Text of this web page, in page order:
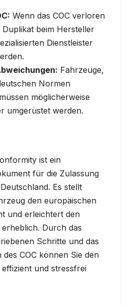
Wenn das COC verloren
beim Hersteller
Dienstleister
Fahrzeuge,
Normen
möglicherweise
umgerüstet werden.
ist ein
für die Zulassung
Es stellt
den europäischen
und erleichtert den
Durch das
Schritte und das
COC können Sie den
und stressfrei